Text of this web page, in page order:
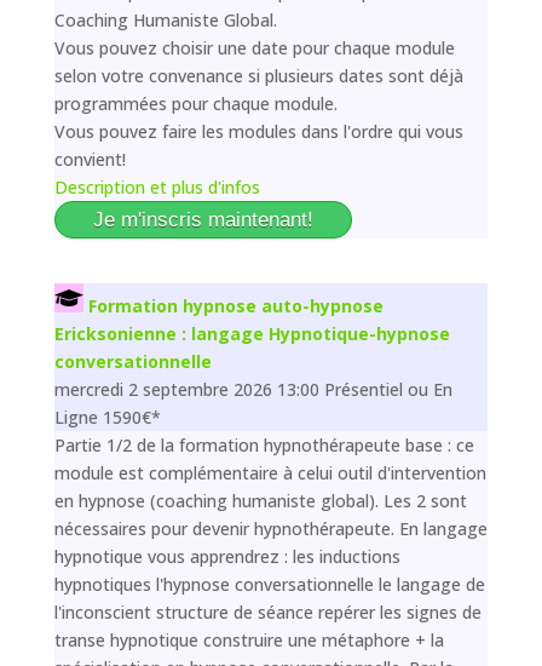
Coaching Humaniste Global.
Vous pouvez choisir une date pour chaque module
selon votre convenance si plusieurs dates sont déjà
programmées pour chaque module.
Vous pouvez faire les modules dans l'ordre qui vous
convient!
Description et plus d'infos
Je m'inscris maintenant!
Formation hypnose auto-hypnose
Ericksonienne : langage Hypnotique-hypnose
conversationnelle
mercredi 2 septembre 2026 13:00 Présentiel ou En
Ligne 1590€*
Partie 1/2 de la formation hypnothérapeute base : ce
module est complémentaire à celui outil d'intervention
en hypnose (coaching humaniste global). Les 2 sont
nécessaires pour devenir hypnothérapeute. En langage
hypnotique vous apprendrez : les inductions
hypnotiques l'hypnose conversationnelle le langage de
l'inconscient structure de séance repérer les signes de
transe hypnotique construire une métaphore + la